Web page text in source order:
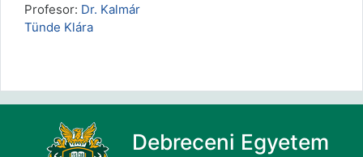
Profesor: Dr. Kalmár
Tünde Klára
Debreceni Egyetem